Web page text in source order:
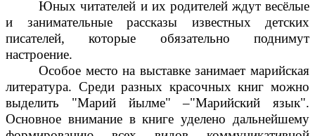
Юных читателей и их родителей ждут весёлые
и занимательные рассказы известных детских
писателей, которые обязательно поднимут
настроение.
Особое место на выставке занимает марийская
литература. Среди разных красочных книг можно
выделить "Марий йылме" –"Марийский язык".
Основное внимание в книге уделено дальнейшему